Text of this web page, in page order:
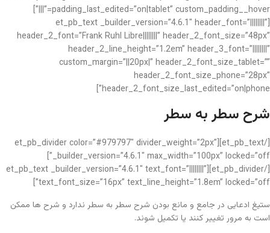
padding_last_edited=”on|tablet” custom_padding__hover=”|||”]
[et_pb_text _builder_version=”4.6.1″ header_font=”||||||||”
header_2_font=”Frank Ruhl Libre||||||||” header_2_font_size=”48px”
header_2_line_height=”1.2em” header_3_font=”||||||||”
custom_margin=”||20px|” header_2_font_size_tablet=””
header_2_font_size_phone=”28px”
header_2_font_size_last_edited=”on|phone”]
شرح سطر به سطر
[/et_pb_text][et_pb_divider color=”#979797″ divider_weight=”2px”
_builder_version=”4.6.1″ max_width=”100px” locked=”off”]
[/et_pb_divider][et_pb_text _builder_version=”4.6.1″ text_font=”||||||||”
text_font_size=”16px” text_line_height=”1.8em” locked=”off”]
ستیغ ادعایی در جامع و مانع بودن شرح سطر به سطر ندارد و شرح ها ممکن
است به مرور تغییر کنند یا تکمیل شوند.